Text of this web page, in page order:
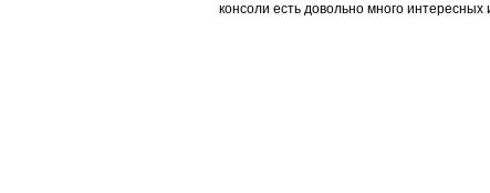
консоли есть довольно много интересных